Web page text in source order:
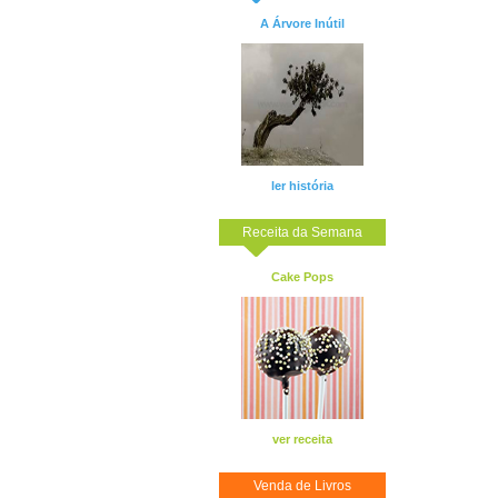
A Árvore Inútil
ler história
Receita da Semana
Cake Pops
ver receita
Venda de Livros